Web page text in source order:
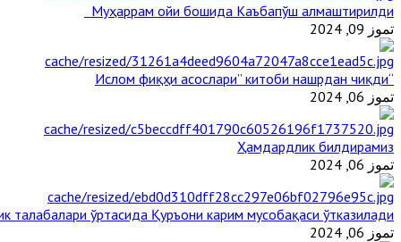
Муҳаррам ойи бошида Каъбапўш алмаштирилди
تموز 09, 2024
“Ислом фиқҳи асослари” китоби нашрдан чиқди
تموز 06, 2024
Ҳамдардлик билдирамиз
تموز 06, 2024
талабалари ўртасида Қуръони карим мусобақаси ўтказилади
تموز 06, 2024